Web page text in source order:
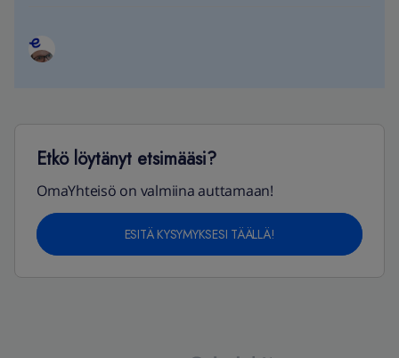
Etkö löytänyt etsimääsi?
OmaYhteisö on valmiina auttamaan!
ESITÄ KYSYMYKSESI TÄÄLLÄ!